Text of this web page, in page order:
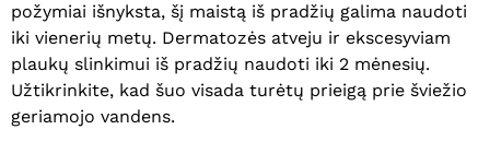
Krepšelyje nėra produktų.
Eiti Į Parduotuvę
požymiai išnyksta, šį maistą iš pradžių galima naudoti
iki vienerių metų. Dermatozės atveju ir ekscesyviam
plaukų slinkimui iš pradžių naudoti iki 2 mėnesių.
Užtikrinkite, kad šuo visada turėtų prieigą prie šviežio
geriamojo vandens.